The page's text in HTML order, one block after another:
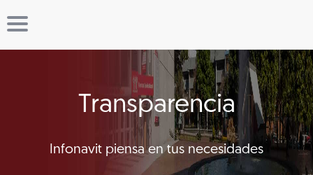
Transparencia
Infonavit piensa en tus necesidades